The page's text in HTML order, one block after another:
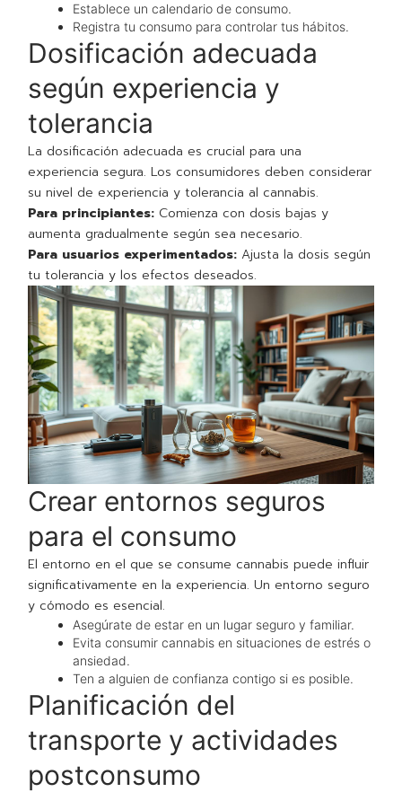
Establece un calendario de consumo.
Registra tu consumo para controlar tus hábitos.
Dosificación adecuada
según experiencia y
tolerancia
La dosificación adecuada es crucial para una
experiencia segura. Los consumidores deben considerar
su nivel de experiencia y tolerancia al cannabis.
Para principiantes: Comienza con dosis bajas y
aumenta gradualmente según sea necesario.
Para usuarios experimentados: Ajusta la dosis según
tu tolerancia y los efectos deseados.
Crear entornos seguros
para el consumo
El entorno en el que se consume cannabis puede influir
significativamente en la experiencia. Un entorno seguro
y cómodo es esencial.
Asegúrate de estar en un lugar seguro y familiar.
Evita consumir cannabis en situaciones de estrés o
ansiedad.
Ten a alguien de confianza contigo si es posible.
Planificación del
transporte y actividades
postconsumo